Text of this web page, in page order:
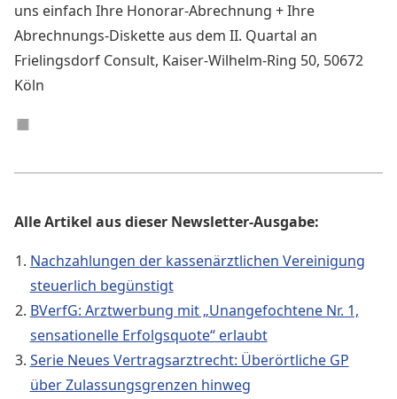
uns einfach Ihre Honorar-Abrechnung + Ihre
Abrechnungs-Diskette aus dem II. Quartal an
Frielingsdorf Consult, Kaiser-Wilhelm-Ring 50, 50672
Köln
◼︎
Alle Artikel aus dieser Newsletter-Ausgabe:
Nachzahlungen der kassenärztlichen Vereinigung
steuerlich begünstigt
BVerfG: Arztwerbung mit „Unangefochtene Nr. 1,
sensationelle Erfolgsquote“ erlaubt
Serie Neues Vertragsarztrecht: Überörtliche GP
über Zulassungsgrenzen hinweg